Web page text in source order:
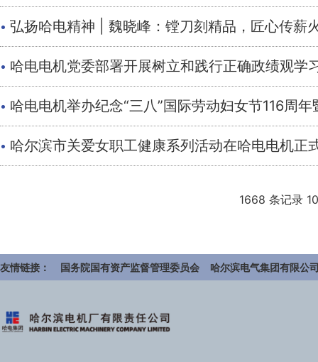
· 弘扬哈电精神 | 魏晓峰：镗刀刻精品，匠心传薪
· 哈电电机党委部署开展树立和践行正确政绩观学
· 哈电电机举办纪念“三八”国际劳动妇女节116周
· 哈尔滨市关爱女职工健康系列活动在哈电电机正
1668 条记录
友情链接： 国务院国有资产监督管理委员会 哈尔滨电气集团有限公